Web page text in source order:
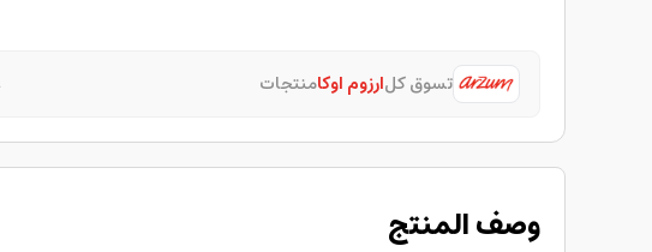
تسوق كلارزوم اوكامنتجات
وصف المنتج